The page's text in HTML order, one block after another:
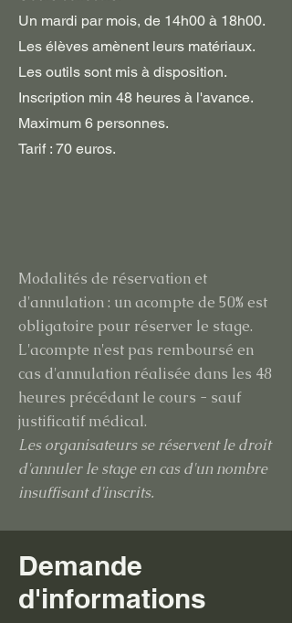
Un mardi par mois, de 14h00 à 18h00.
Les élèves amènent leurs matériaux.
Les outils sont mis à disposition.
Inscription min 48 heures à l'avance.
Maximum 6 personnes.
Tarif : 70 euros.
Modalités de réservation et
d'annulation : un acompte de 50% est
obligatoire pour réserver le stage.
L'acompte n'est pas remboursé en
cas d'annulation réalisée dans les 48
heures précédant le cours - sauf
justificatif médical.
Les organisateurs se réservent le droit
d'annuler le stage en cas d'un nombre
insuffisant d'inscrits.
Demande
d'informations